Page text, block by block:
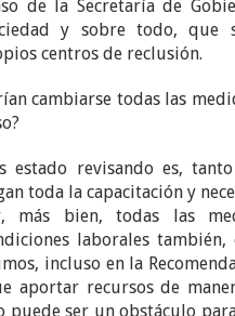
de la Secretaría de
y sobre todo, que
centros de reclusión.
cambiarse todas las
estado revisando es,
toda la capacitación y
bien, todas las
laborales
incluso en la
aportar recursos de
ser un obstáculo